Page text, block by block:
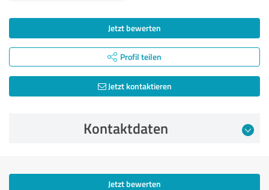
Jetzt bewerten
Profil teilen
Jetzt kontaktieren
Kontaktdaten
Jetzt bewerten